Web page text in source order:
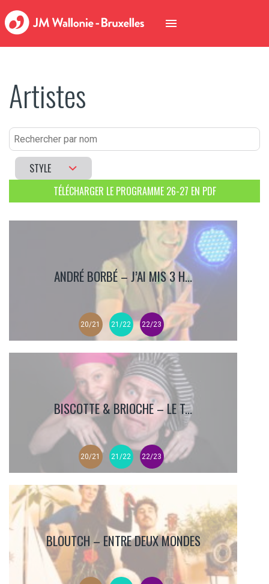
Artistes
STYLE
TÉLÉCHARGER LE PROGRAMME 26-27 EN PDF
ANDRÉ BORBÉ – J’AI MIS 3 H...
20/21 21/22 22/23
BISCOTTE & BRIOCHE – LE T...
20/21 21/22 22/23
BLOUTCH – ENTRE DEUX MONDES